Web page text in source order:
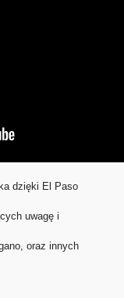
dzięki El Paso
uwagę i
oraz innych